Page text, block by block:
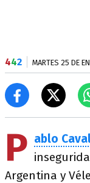
442 MARTES 25 DE
P ablo
Argentina y